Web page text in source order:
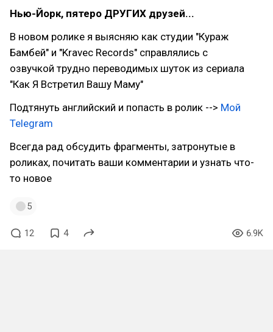
Нью-Йорк, пятеро ДРУГИХ друзей...
В новом ролике я выясняю как студии "Кураж
Бамбей" и "Kravec Records" справлялись с
озвучкой трудно переводимых шуток из сериала
"Как Я Встретил Вашу Маму"
Подтянуть английский и попасть в ролик --> Мой
Telegram
Всегда рад обсудить фрагменты, затронутые в
роликах, почитать ваши комментарии и узнать что-
то новое
5
12 4 6.9K